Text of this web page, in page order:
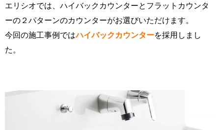
エリシオでは、ハイバックカウンターとフラットカウンタ
ーの２パターンのカウンターがお選びいただけます。
今回の施工事例ではハイバックカウンターを採用しまし
た。